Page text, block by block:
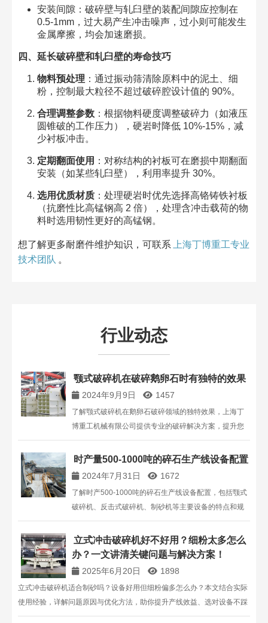
安装间隙：破碎壁与轧臼壁的装配间隙应控制在
0.5-1mm，过大易产生冲击噪声，过小则可能发生
金属摩擦，均会加速磨损。​
四、延长破碎壁和轧臼壁的寿命技巧​
物料预处理 ：通过振动筛清除原料中的泥土、细
粉，控制最大粒径不超过破碎腔设计值的 90%。​
合理调整参数：根据物料硬度调整破碎力（如液压
圆锥破的工作压力），硬岩时降低 10%-15%，减
少衬板冲击。​
定期翻面使用 ：对称结构的衬板可在磨损中期翻面
安装（如某些轧臼壁），利用率提升 30%。​
选用优质材质：处理硬岩时优先选择高铬铸铁衬板
（抗磨性比高锰钢高 2 倍），处理含冲击载荷的物
料时选用韧性更好的高锰钢。​
想了解更多耐磨件维护知识，可联系
上海丁博重工专业
技术团队 。
行业动态
颚式破碎机在破碎鹅卵石时有独特的效果
2024年9月9日 1457
了解颚式破碎机在鹅卵石破碎领域的独特效果，上海丁
博重工机械有限公司提供专业的破碎解决方案，提升您
的生产效益。
时产量500-1000吨的碎石生产线设备配置
2024年7月31日 1672
了解时产500-1000吨的碎石生产线设备配置，包括颚式
破碎机、反击式破碎机、制砂机等主要设备的特点和规
格。获取最佳配置方案，提升生产效率，满足不同规格
的石材处理需求。
立式冲击破碎机好不好用？细粉太多怎么
办？一文讲清关键问题与解决方案！
2025年6月20日 1898
立式冲击破碎机适合制砂吗？设备好用但细粉偏多怎么办？本文结合实际
使用经验，详解问题原因与优化方法，助你提升产线效益、选对设备不踩
坑！